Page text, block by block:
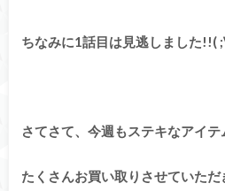
ちなみに1話目は見逃しました!!(
さてさて、今週もステキなアイテ
たくさんお買い取りさせていた